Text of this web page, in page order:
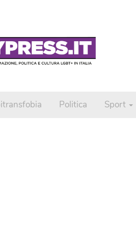
Politica Sport